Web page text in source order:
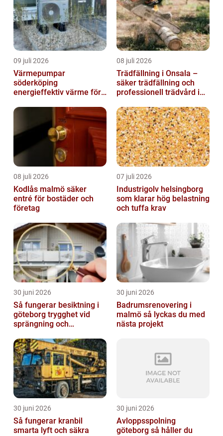
09 juli 2026
Värmepumpar
söderköping
energieffektiv värme för
08 juli 2026
Trädfällning i Onsala –
säker trädfällning och
professionell trädvård i
08 juli 2026
Kodlås malmö säker
entré för bostäder och
företag
07 juli 2026
Industrigolv helsingborg
som klarar hög belastning
och tuffa krav
30 juni 2026
Så fungerar besiktning i
göteborg trygghet vid
sprängning och
30 juni 2026
Badrumsrenovering i
malmö så lyckas du med
nästa projekt
30 juni 2026
Så fungerar kranbil
smarta lyft och säkra
30 juni 2026
Avloppsspolning
göteborg så håller du